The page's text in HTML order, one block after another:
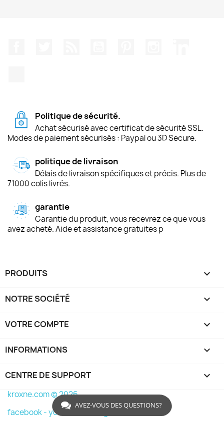
Politique de sécurité.
Achat sécurisé avec certificat de sécurité SSL.
Modes de paiement sécurisés : Paypal ou 3D Secure.
politique de livraison
Délais de livraison spécifiques et précis. Plus de
71000 colis livrés.
garantie
Garantie du produit, vous recevrez ce que vous
avez acheté. Aide et assistance gratuites p
PRODUITS 
NOTRE SOCIÉTÉ 
VOTRE COMPTE 
INFORMATIONS keyboard_arrow_down
CENTRE DE SUPPORT 
kroxne.com © 2026
facebook -youtube -
AVEZ-VOUS DES QUESTIONS?